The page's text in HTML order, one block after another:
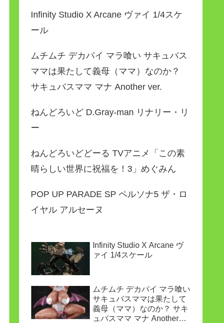
Infinity Studio X Arcane ヴァイ 1/4スケ
ール
ムチムチ デカパイ マラ喰い サキュバス
ママは果たして義母（ママ）なのか？
サキュバスママ マナ Another ver.
ねんどろいど D.Gray-man リナリー・リ
ー
ねんどろいどどーる TVアニメ「この素
晴らしい世界に祝福を！3」めぐみん
POP UP PARADE SP ペルソナ5 ザ・ロ
イヤル アルセーヌ
Infinity Studio X Arcane ヴ
ァイ 1/4スケール
ムチムチ デカパイ マラ喰い
サキュバスママは果たして
義母（ママ）なのか？ サキ
ュバスママ マナ Another